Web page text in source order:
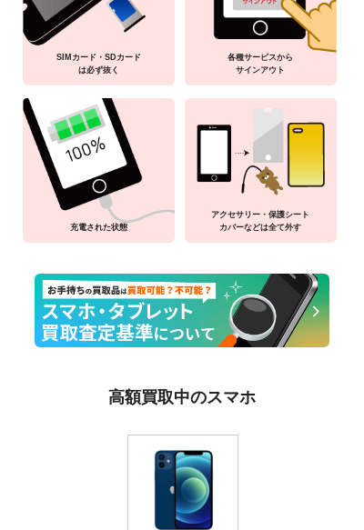
SIMカード・SDカード
は必ず抜く
各種サービスから
サインアウト
充電された状態
アクセサリー・保護シート
カバーなどは全て外す
高額買取中のスマホ